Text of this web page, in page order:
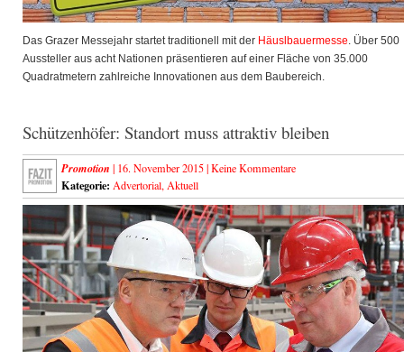
Das Grazer Messejahr startet traditionell mit der Häuslbauermesse. Über 500
Aussteller aus acht Nationen präsentieren auf einer Fläche von 35.000
Quadratmetern zahlreiche Innovationen aus dem Baubereich.
Schützenhöfer: Standort muss attraktiv bleiben
Promotion | 16. November 2015 |Keine Kommentare
Kategorie: Advertorial, Aktuell